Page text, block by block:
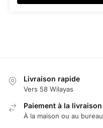
Livraison rapide
Vers 58 Wilayas
Paiement à la livraison
À la maison ou au bureau